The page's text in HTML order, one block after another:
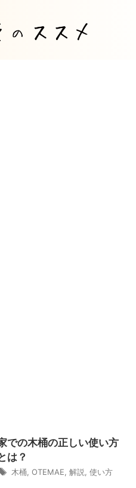
での木桶の正しい使い方
は？
木桶 OTEMAE 解説 使い方